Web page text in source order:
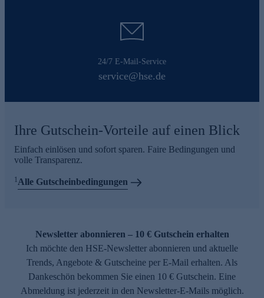
24/7 E-Mail-Service
service@hse.de
Ihre Gutschein-Vorteile auf einen Blick
Einfach einlösen und sofort sparen. Faire Bedingungen und
volle Transparenz.
1Alle Gutscheinbedingungen
Newsletter abonnieren – 10 € Gutschein erhalten
Ich möchte den HSE-Newsletter abonnieren und aktuelle
Trends, Angebote & Gutscheine per E-Mail erhalten. Als
Dankeschön bekommen Sie einen 10 € Gutschein. Eine
Abmeldung ist jederzeit in den Newsletter-E-Mails möglich.